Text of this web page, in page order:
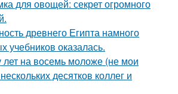
для овощей: секрет огромного
древнего Египта намного
учебников оказалась.
на восемь моложе (не мои
десятков коллег и